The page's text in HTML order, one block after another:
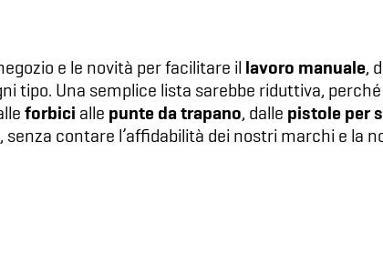
e le novità per facilitare il lavoro manuale,
tipo. Una semplice lista sarebbe riduttiva,
forbici alle punte da trapano, dalle pistole per
, senza contare l’affidabilità dei nostri marchi e la